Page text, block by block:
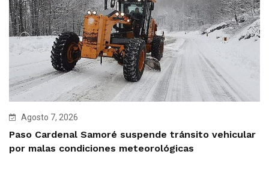
Agosto 7, 2026
Paso Cardenal Samoré suspende tránsito vehicular
por malas condiciones meteorológicas